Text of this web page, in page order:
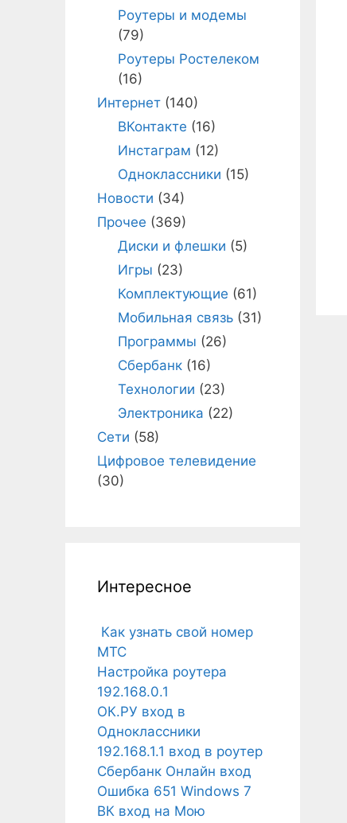
Роутеры и модемы
(79)
Роутеры Ростелеком
(16)
Интернет (140)
ВКонтакте (16)
Инстаграм (12)
Одноклассники (15)
Новости (34)
Прочее (369)
Диски и флешки (5)
Игры (23)
Комплектующие (61)
Мобильная связь(31)
Программы (26)
Сбербанк(16)
Технологии (23)
Электроника (22)
Сети (58)
Цифровое телевидение
(30)
Интересное
Как узнать свой номер
МТС
Настройка роутера
192.168.0.1
ОК.РУ вход в
Одноклассники
192.168.1.1 вход в роутер
Сбербанк Онлайн вход
Ошибка 651 Windows 7
ВК вход на Мою